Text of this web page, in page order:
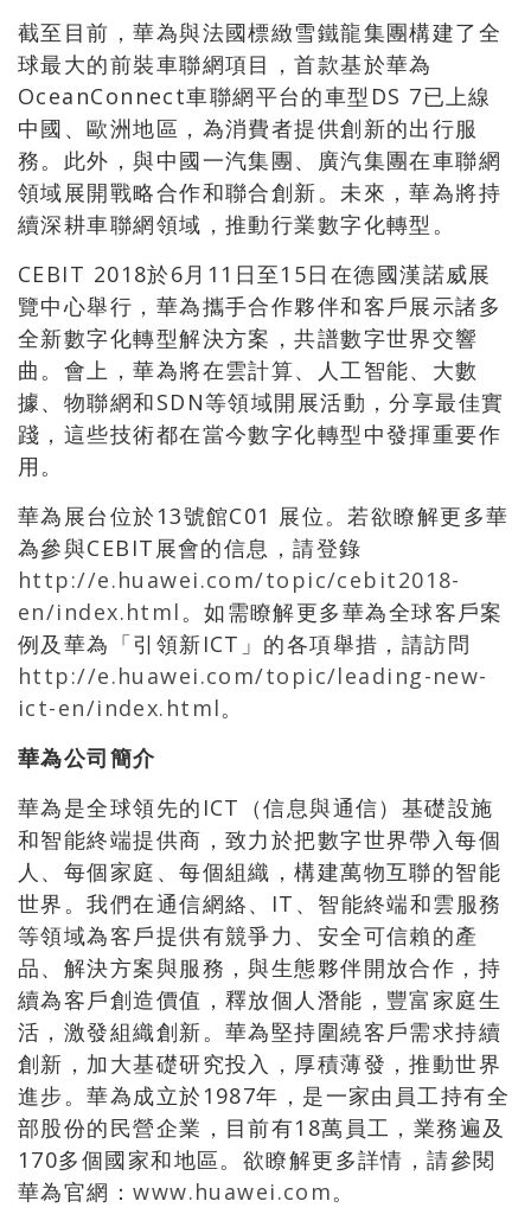
截至目前，華為與法國標緻雪鐵龍集團構建了全
球最大的前裝車聯網項目，首款基於華為
OceanConnect車聯網平台的車型DS 7已上線
中國、歐洲地區，為消費者提供創新的出行服
務。此外，與中國一汽集團、廣汽集團在車聯網
領域展開戰略合作和聯合創新。未來，華為將持
續深耕車聯網領域，推動行業數字化轉型。
CEBIT 2018於6月11日至15日在德國漢諾威展
覽中心舉行，華為攜手合作夥伴和客戶展示諸多
全新數字化轉型解決方案，共譜數字世界交響
曲。會上，華為將在雲計算、人工智能、大數
據、物聯網和SDN等領域開展活動，分享最佳實
踐，這些技術都在當今數字化轉型中發揮重要作
用。
華為展台位於13號館C01 展位。若欲瞭解更多華
為參與CEBIT展會的信息，請登錄
http://e.huawei.com/topic/cebit2018-
en/index.html。如需瞭解更多華為全球客戶案
例及華為「引領新ICT」的各項舉措，請訪問
http://e.huawei.com/topic/leading-new-
ict-en/index.html。
華為公司簡介
華為是全球領先的ICT（信息與通信）基礎設施
和智能終端提供商，致力於把數字世界帶入每個
人、每個家庭、每個組織，構建萬物互聯的智能
世界。我們在通信網絡、IT、智能終端和雲服務
等領域為客戶提供有競爭力、安全可信賴的產
品、解決方案與服務，與生態夥伴開放合作，持
續為客戶創造價值，釋放個人潛能，豐富家庭生
活，激發組織創新。華為堅持圍繞客戶需求持續
創新，加大基礎研究投入，厚積薄發，推動世界
進步。華為成立於1987年，是一家由員工持有全
部股份的民營企業，目前有18萬員工，業務遍及
170多個國家和地區。欲瞭解更多詳情，請參閱
華為官網：www.huawei.com。